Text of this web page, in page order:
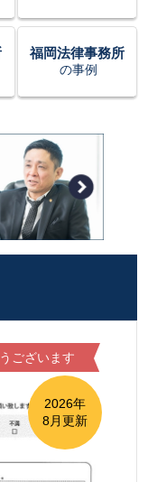
福岡法律事務所
の事例
ございます
2026年
8月更新